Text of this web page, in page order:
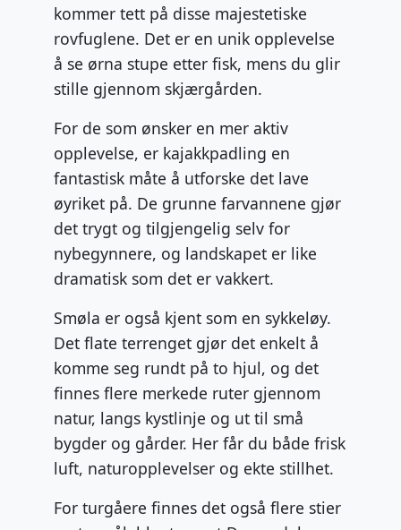
kommer tett på disse majestetiske
rovfuglene. Det er en unik opplevelse
å se ørna stupe etter fisk, mens du glir
stille gjennom skjærgården.
For de som ønsker en mer aktiv
opplevelse, er kajakkpadling en
fantastisk måte å utforske det lave
øyriket på. De grunne farvannene gjør
det trygt og tilgjengelig selv for
nybegynnere, og landskapet er like
dramatisk som det er vakkert.
Smøla er også kjent som en sykkeløy.
Det flate terrenget gjør det enkelt å
komme seg rundt på to hjul, og det
finnes flere merkede ruter gjennom
natur, langs kystlinje og ut til små
bygder og gårder. Her får du både frisk
luft, naturopplevelser og ekte stillhet.
For turgåere finnes det også flere stier